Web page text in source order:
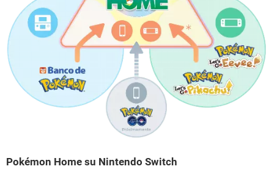
Pokémon Home su Nintendo Switch